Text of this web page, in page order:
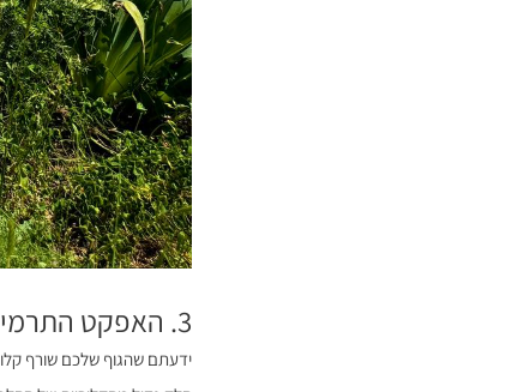
3. האפקט התרמי של המזון (TEF)
ידעתם שהגוף שלכם שורף